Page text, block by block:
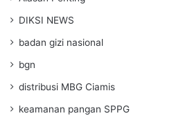
DIKSI NEWS
badan gizi nasional
bgn
distribusi MBG Ciamis
keamanan pangan SPPG